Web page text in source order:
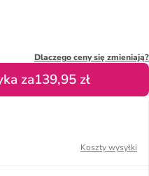
Dlaczego ceny się zmieniają?
za139,95 zł
Koszty wysyłki